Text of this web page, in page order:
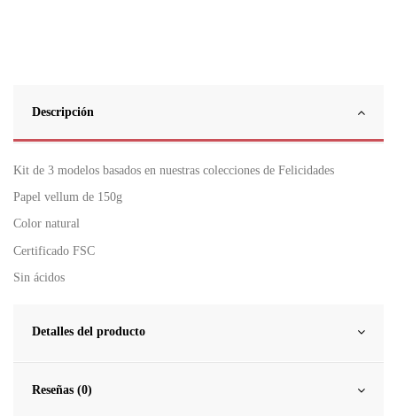
Descripción
Kit de 3 modelos basados en nuestras colecciones de Felicidades
Papel vellum de 150g
Color natural
Certificado FSC
Sin ácidos
Detalles del producto
Reseñas (0)